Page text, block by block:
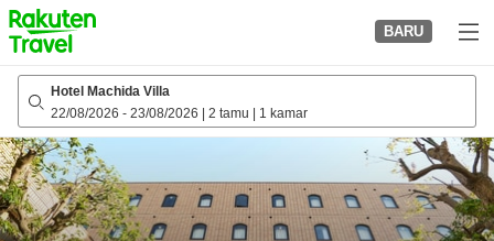
to
top
page
BARU
Hotel Machida Villa
22/08/2026 - 23/08/2026 2 tamu 1 kamar